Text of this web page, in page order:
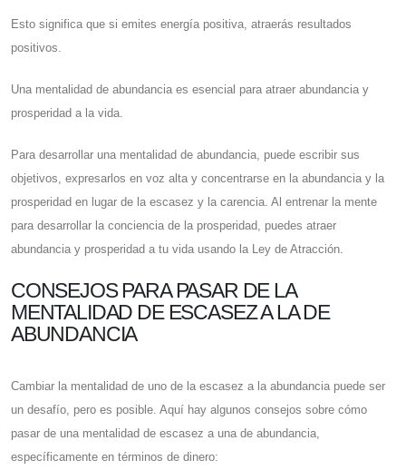
Esto significa que si emites energía positiva, atraerás resultados
positivos.
Una mentalidad de abundancia es esencial para atraer abundancia y
prosperidad a la vida.
Para desarrollar una mentalidad de abundancia, puede escribir sus
objetivos, expresarlos en voz alta y concentrarse en la abundancia y la
prosperidad en lugar de la escasez y la carencia. Al entrenar la mente
para desarrollar la conciencia de la prosperidad, puedes atraer
abundancia y prosperidad a tu vida usando la Ley de Atracción.
CONSEJOS PARA PASAR DE LA
MENTALIDAD DE ESCASEZ A LA DE
ABUNDANCIA
Cambiar la mentalidad de uno de la escasez a la abundancia puede ser
un desafío, pero es posible. Aquí hay algunos consejos sobre cómo
pasar de una mentalidad de escasez a una de abundancia,
específicamente en términos de dinero: